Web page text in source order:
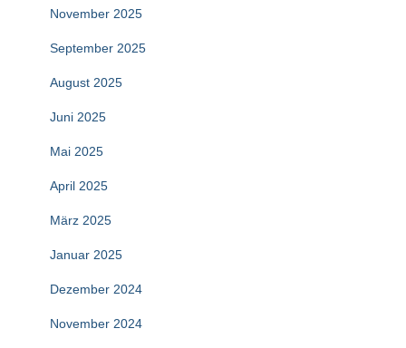
November 2025
September 2025
August 2025
Juni 2025
Mai 2025
April 2025
März 2025
Januar 2025
Dezember 2024
November 2024